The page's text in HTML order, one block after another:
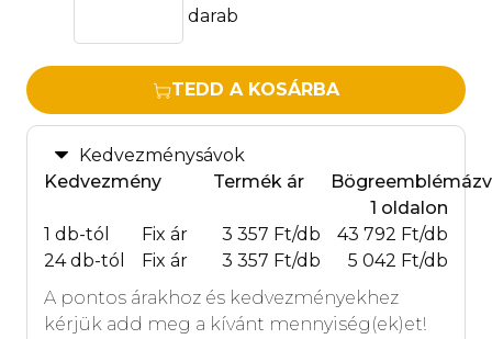
darab
TEDD A KOSÁRBA
Kedvezménysávok
Kedvezmény
Termék ár
1 oldalon
1 db-tól
Fix ár 3 357 Ft/db
43 792 Ft/db
24 db-tól
Fix ár 3 357 Ft/db
5 042 Ft/db
A pontos árakhoz és kedvezményekhez
kérjük add meg a kívánt mennyiség(ek)et!